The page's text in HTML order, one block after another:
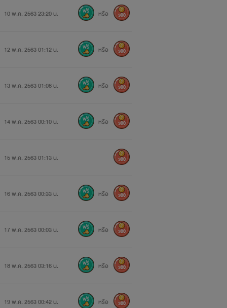
10 พ.ค. 2563 23:20 น. หรือ 300
12 พ.ค. 2563 01:12 น. หรือ 300
13 พ.ค. 2563 01:08 น. หรือ 300
14 พ.ค. 2563 00:10 น. หรือ 300
15 พ.ค. 2563 01:13 น. 300
16 พ.ค. 2563 00:33 น. หรือ 300
17 พ.ค. 2563 00:03 น. หรือ 300
18 พ.ค. 2563 03:16 น. หรือ 300
19 พ.ค. 2563 00:42 น. หรือ 300